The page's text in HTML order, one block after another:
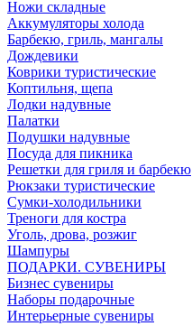
Ножи складные
Аккумуляторы холода
Барбекю, гриль, мангалы
Дождевики
Коврики туристические
Коптильня, щепа
Лодки надувные
Палатки
Подушки надувные
Посуда для пикника
Решетки для гриля и барбекю
Рюкзаки туристические
Сумки-холодильники
Треноги для костра
Уголь, дрова, розжиг
Шампуры
ПОДАРКИ. СУВЕНИРЫ
Бизнес сувениры
Наборы подарочные
Интерьерные сувениры